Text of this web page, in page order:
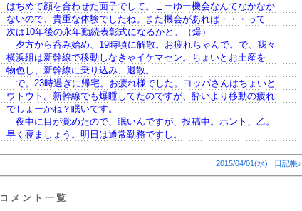
はぢめて顔を合わせた面子でして。こーゆー機会なんてなかなか
ないので、貴重な体験でしたね。また機会があれば・・・って
次は10年後の永年勤続表彰式になるかと。（爆）
夕方から呑み始め、19時頃に解散。お疲れちゃんで。で、我々
横浜組は新幹線で移動しなきゃイケマセン。ちょいとお土産を
物色し、新幹線に乗り込み、退散。
で。23時過ぎに帰宅。お疲れ様でした。ヨッパさんはちょいと
ウトウト。新幹線でも爆睡してたのですが、酔いより移動の疲れ
でしょーかね？眠いです。
夜中に目が覚めたので、眠いんですが、投稿中。ホント、乙。
早く寝ましょう。明日は通常勤務ですし。
2015/04/01(水) 日記帳♪
コメント一覧